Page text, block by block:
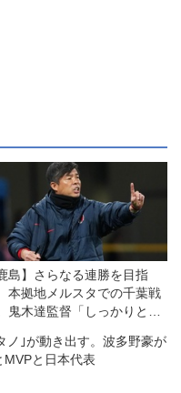
鹿島】さらなる連勝を目指
本拠地メルスタでの千葉戦
鬼木達監督「しっかりと戦
ノ｣が動き出す。波多野豪が
MVPと日本代表